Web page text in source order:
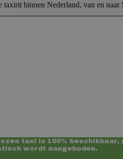
binnen Nederland, van en naar
taxi is 100%
wordt aangeboden.